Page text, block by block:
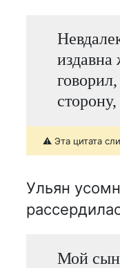
⚠️ Эта цитата
Ульян
Мой сын